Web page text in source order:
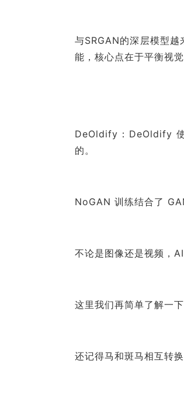
与SRGAN的深层模型
能，核心点在于平衡视
DeOldify：DeOldify
的。
NoGAN 训练结合了
不论是图像还是视频，
这里我们再简单了解一
还记得马和斑马相互转